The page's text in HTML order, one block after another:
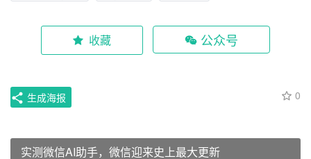
收藏 公众号
0
生成海报
实测微信AI助手，微信迎来史上最大更新